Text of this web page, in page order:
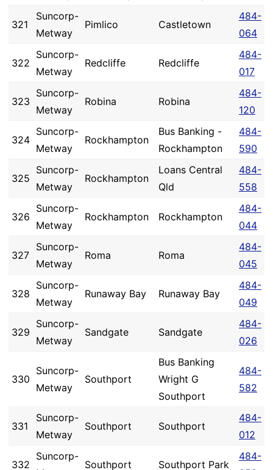
321
Suncorp-
Metway
Pimlico Castletown
484-
064
322
Suncorp-
Metway
Redcliffe Redcliffe
484-
017
323
Suncorp-
Metway
Robina Robina
484-
120
324
Suncorp-
Metway
Rockhampton
Bus Banking -
Rockhampton
484-
590
325
Suncorp-
Metway
Rockhampton
Loans Central
Qld
484-
558
326
Suncorp-
Metway
Rockhampton Rockhampton
484-
044
327
Suncorp-
Metway
Roma Roma
484-
045
328
Suncorp-
Metway
Runaway Bay Runaway Bay
484-
049
329
Suncorp-
Metway
Sandgate Sandgate
484-
026
330
Suncorp-
Metway
Southport
Bus Banking
Wright G
Southport
484-
582
331
Suncorp-
Metway
Southport Southport
484-
012
332
Suncorp-
Southport Southport Park
484-